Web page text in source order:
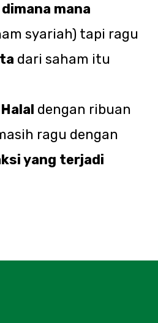
mana
syariah) tapi ragu
dari saham itu
dengan ribuan
ragu dengan
yang terjadi